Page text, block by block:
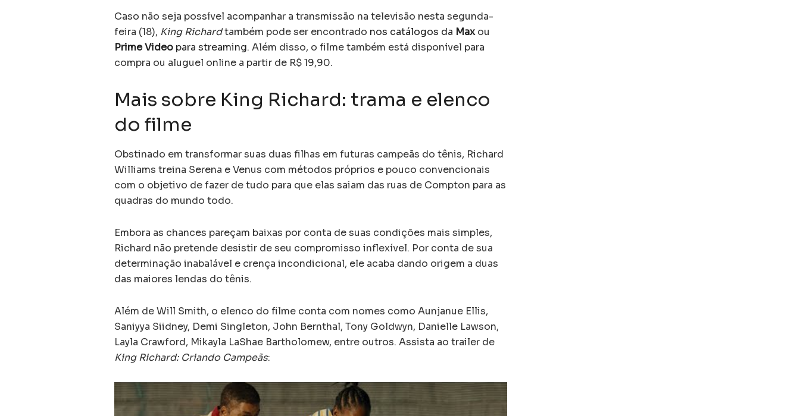
Caso não seja possível acompanhar a transmissão na televisão nesta segunda-
feira (18), King Richardtambém pode ser encontrado nos catálogos da Maxou
Prime Video para streaming. Além disso, o filme também está disponível para
compra ou aluguel online a partir de R$ 19,90.
Mais sobre King Richard: trama e elenco
do filme
Obstinado em transformar suas duas filhas em futuras campeãs do tênis, Richard
Williams treina Serena e Venus com métodos próprios e pouco convencionais
com o objetivo de fazer de tudo para que elas saiam das ruas de Compton para as
quadras do mundo todo.
Embora as chances pareçam baixas por conta de suas condições mais simples,
Richard não pretende desistir de seu compromisso inflexível. Por conta de sua
determinação inabalável e crença incondicional, ele acaba dando origem a duas
das maiores lendas do tênis.
Além de Will Smith, o elenco do filme conta com nomes como Aunjanue Ellis,
Saniyya Siidney, Demi Singleton, John Bernthal, Tony Goldwyn, Danielle Lawson,
Layla Crawford, Mikayla LaShae Bartholomew, entre outros. Assista ao trailer de
King Richard: Criando Campeãs: